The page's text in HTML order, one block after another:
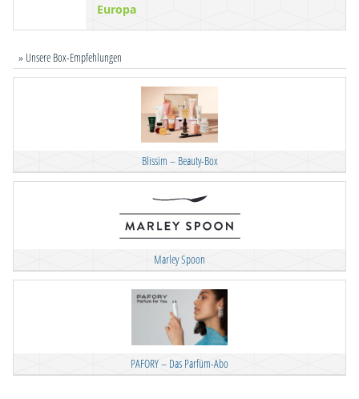
Europa
» Unsere Box-Empfehlungen
Blissim – Beauty-Box
Marley Spoon
PAFORY – Das Parfüm-Abo